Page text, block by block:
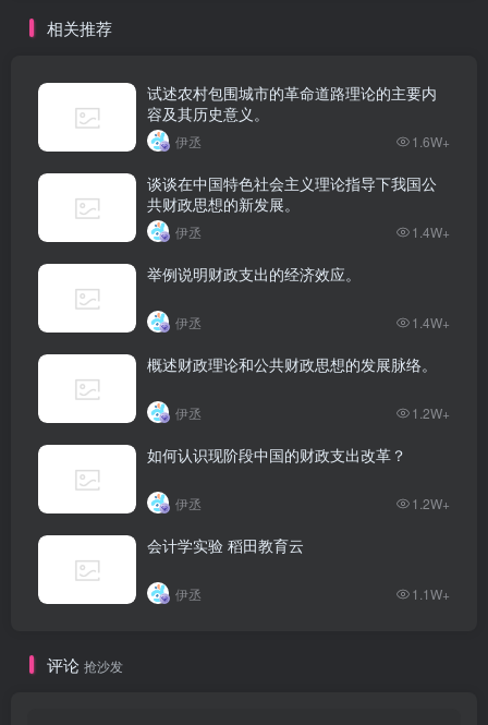
相关推荐
试述农村包围城市的革命道路理论的主要内
容及其历史意义。
伊丞 1.6W+
谈谈在中国特色社会主义理论指导下我国公
共财政思想的新发展。
伊丞 1.4W+
举例说明财政支出的经济效应。
伊丞 1.4W+
概述财政理论和公共财政思想的发展脉络。
伊丞 1.2W+
如何认识现阶段中国的财政支出改革？
伊丞 1.2W+
会计学实验 稻田教育云
伊丞 1.1W+
评论 抢沙发